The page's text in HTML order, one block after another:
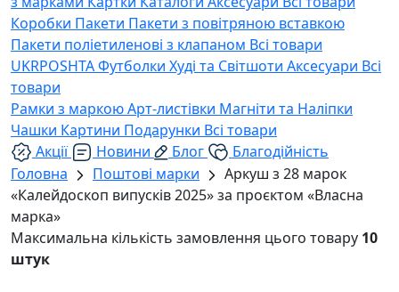
Коробки Пакети Пакети з повітряною вставкою
Пакети поліетиленові з клапаном Всі товари
UKRPOSHTAФутболки Худі та Світшоти Аксесуари Всі
товари
Рамки з маркоюАрт-листівки Магніти та Наліпки
Чашки Картини Подарунки Всі товари
Акції
Новини Блог
Благодійність
Головна
Поштові марки
Аркуш з 28 марок
«Калейдоскоп випусків 2025» за проєктом «Власна
марка»
Максимальна кількість замовлення цього товару 10
штук